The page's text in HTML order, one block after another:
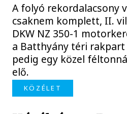
A folyó rekordalacsony
csaknem komplett, II.
DKW NZ 350-1
a Batthyány téri
pedig egy közel
elő.
KÖZÉLET